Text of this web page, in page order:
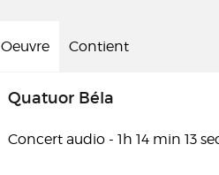
Oeuvre Contient
Quatuor Béla
Concert audio - 1h 14 min 13